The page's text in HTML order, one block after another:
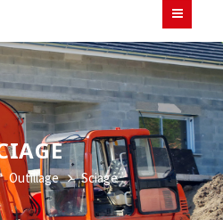
Outillage Sciage